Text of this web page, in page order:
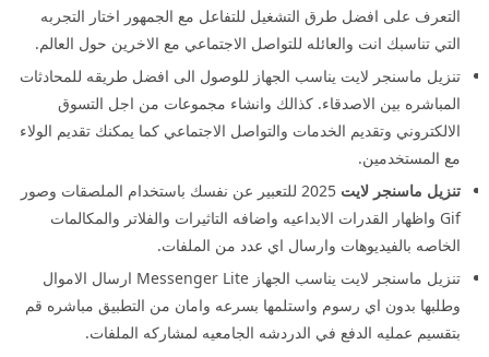
التعرف على افضل طرق التشغيل للتفاعل مع الجمهور اختار التجربه
التي تناسبك انت والعائله للتواصل الاجتماعي مع الاخرين حول العالم.
تنزيل ماسنجر لايت يناسب الجهاز للوصول الى افضل طريقه للمحادثات
المباشره بين الاصدقاء. كذالك وانشاء مجموعات من اجل التسوق
الالكتروني وتقديم الخدمات والتواصل الاجتماعي كما يمكنك تقديم الولاء
مع المستخدمين.
تنزيل ماسنجر لايت
2025 للتعبير عن نفسك باستخدام الملصقات وصور
Gif واظهار القدرات الابداعيه واضافه التاثيرات والفلاتر والمكالمات
الخاصه بالفيديوهات وارسال اي عدد من الملفات.
تنزيل ماسنجر لايت يناسب الجهاز Messenger Lite ارسال الاموال
وطلبها بدون اي رسوم واستلمها بسرعه وامان من التطبيق مباشره قم
بتقسيم عمليه الدفع في الدردشه الجامعيه لمشاركه الملفات.